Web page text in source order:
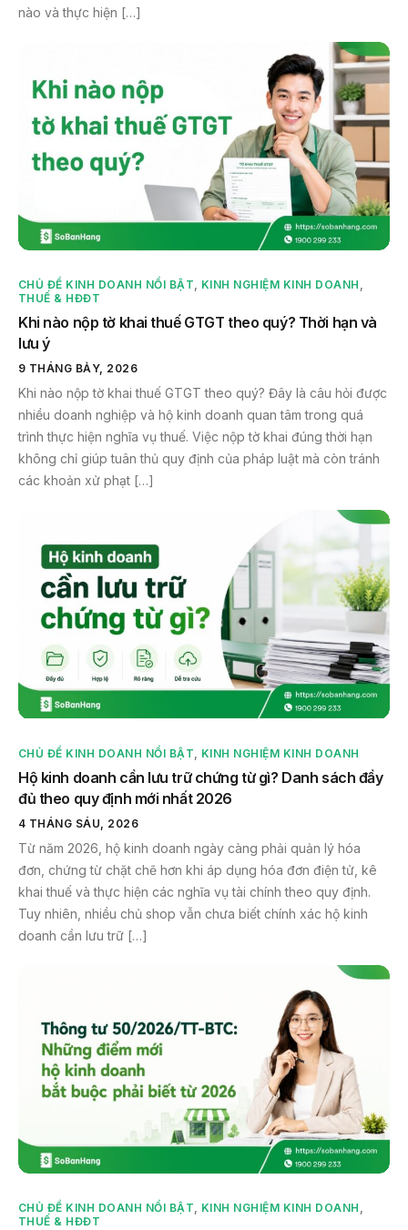
nào và thực hiện […]
CHỦ ĐỀ KINH DOANH NỔI BẬT, KINH NGHIỆM KINH DOANH ,
THUẾ & HĐĐT
Khi nào nộp tờ khai thuế GTGT theo quý? Thời hạn và
lưu ý
9 THÁNG BẢY, 2026
Khi nào nộp tờ khai thuế GTGT theo quý? Đây là câu hỏi được
nhiều doanh nghiệp và hộ kinh doanh quan tâm trong quá
trình thực hiện nghĩa vụ thuế. Việc nộp tờ khai đúng thời hạn
không chỉ giúp tuân thủ quy định của pháp luật mà còn tránh
các khoản xử phạt […]
CHỦ ĐỀ KINH DOANH NỔI BẬT KINH NGHIỆM KINH DOANH
Hộ kinh doanh cần lưu trữ chứng từ gì? Danh sách đầy
đủ theo quy định mới nhất 2026
4 THÁNG SÁU, 2026
Từ năm 2026, hộ kinh doanh ngày càng phải quản lý hóa
đơn, chứng từ chặt chẽ hơn khi áp dụng hóa đơn điện tử, kê
khai thuế và thực hiện các nghĩa vụ tài chính theo quy định.
Tuy nhiên, nhiều chủ shop vẫn chưa biết chính xác hộ kinh
doanh cần lưu trữ […]
CHỦ ĐỀ KINH DOANH NỔI BẬT, KINH NGHIỆM KINH DOANH ,
THUẾ & HĐĐT